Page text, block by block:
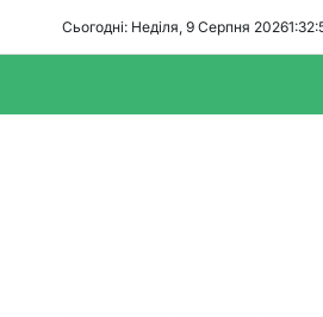
Сьогодні: Неділя, 9 Серпня 20261:32: